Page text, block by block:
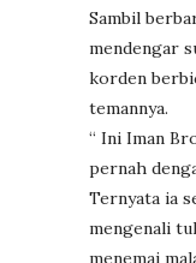
Sambil
mendengar
korden
temannya.
“ Ini Iman
pernah
Ternyata ia
mengenali
menemai